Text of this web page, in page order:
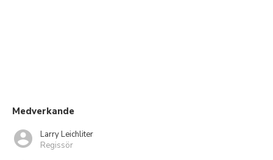
Medverkande
Larry Leichliter
Regissör